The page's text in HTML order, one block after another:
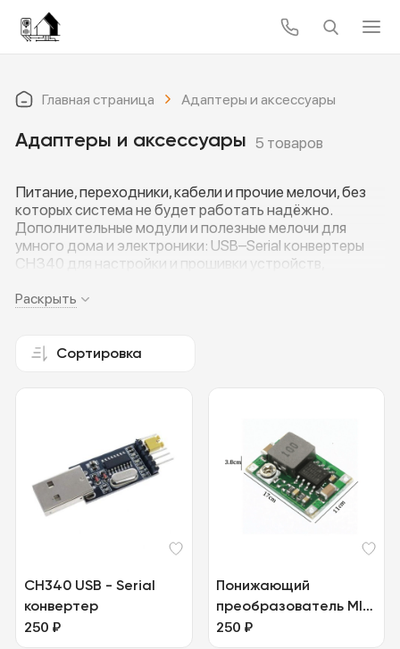
Главная страница Адаптеры и аксессуары
Адаптеры и аксессуары 5 товаров
Питание, переходники, кабели и прочие мелочи, без
которых система не будет работать надёжно.
Дополнительные модули и полезные мелочи для
умного дома и электроники: USB–Serial конвертеры
CH340 для настройки и прошивки устройств,
сетевые зарядные устройства Borofone, понижающие
16А с энергомониторингом. Всё, что нужно, чтобы
гаджетами и автоматикой.
Раскрыть
Сортировка
CH340 USB - Serial
конвертер
250 ₽
Понижающий
преобразователь MINI
DC-DC 5-23 В
250 ₽